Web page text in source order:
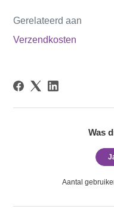
Gerelateerd aan
Verzendkosten
Was
Aantal